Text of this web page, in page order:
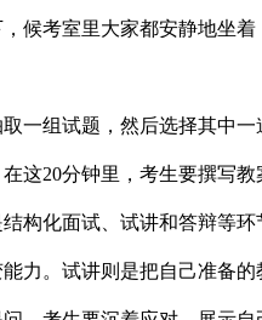
候考室里大家都安静地坐
一组试题，然后选择其中
这20分钟里，考生要撰写
构化面试、试讲和答辩等
力。试讲则是把自己准备